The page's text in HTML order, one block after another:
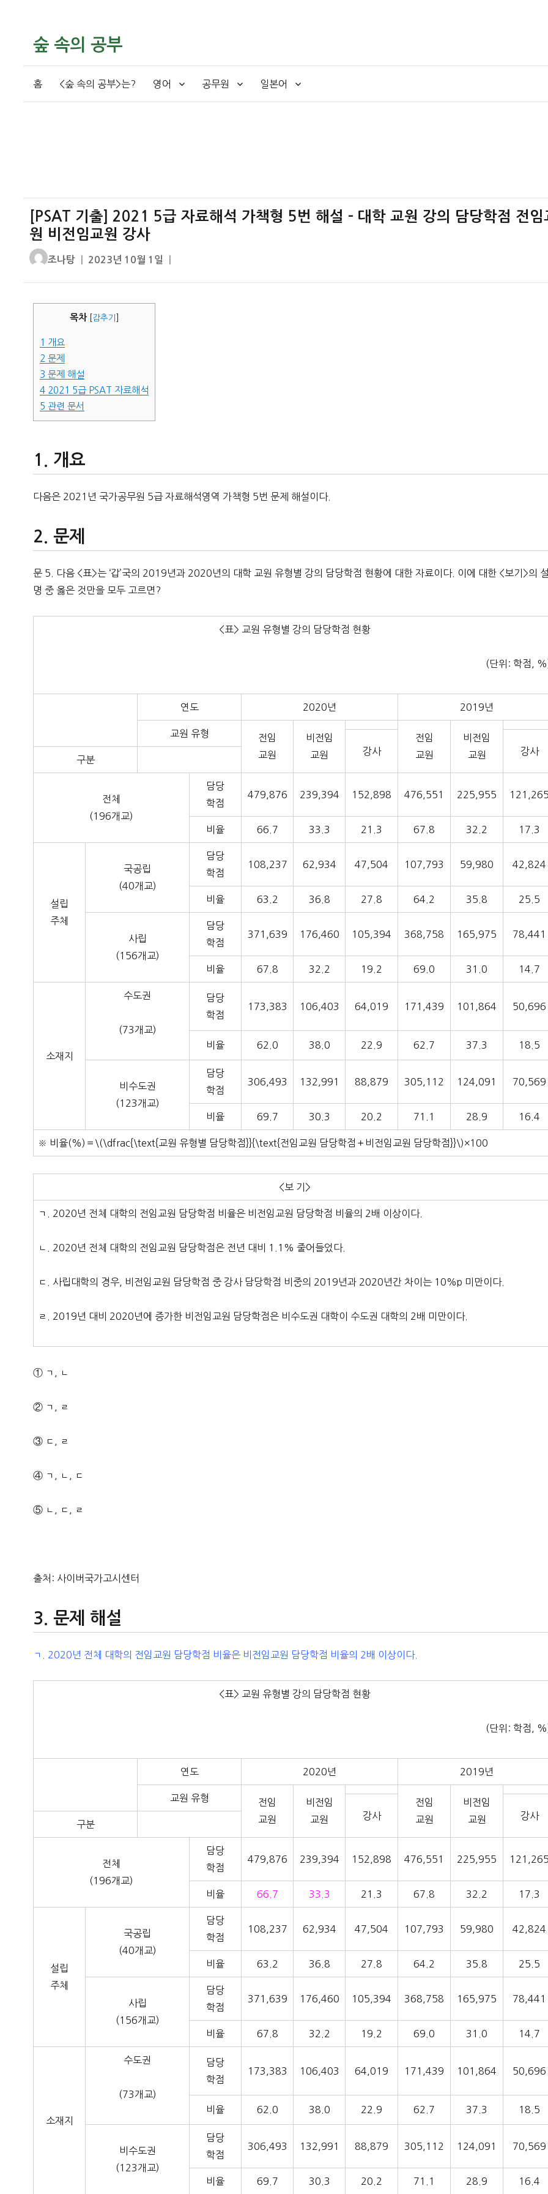
숲 속의 공부
홈 <숲 속의 공부>는? 영어 공무원 일본어
[PSAT 기출] 2021 5급 자료해석 가책형 5번 해설 – 대학 교원 강의 담당학점 전임
원 비전임교원 강사
글
조나탕
작
자
2023년 10월 1일
목차 감추기
1 개요
2 문제
3 문제 해설
4 2021 5급 PSAT 자료해석
5 관련 문서
개요
다음은 2021년 국가공무원 5급 자료해석영역 가책형 5번 문제 해설이다.
문제
문 5. 다음 <표>는 ‘갑’국의 2019년과 2020년의 대학 교원 유형별 강의 담당학점 현황에 대한 자료이다. 이에 대한 <보기>의
명 중 옳은 것만을 모두 고르면?
<표> 교원 유형별 강의 담당학점 현황
(단위: 학점,
연도 2020년 2019년
교원 유형
전임
교원
비전임
교원
전임
교원
비전임
교원
강사
강사
구분
전체
(196개교)
담당
학점
479,876 239,394 152,898 476,551 225,955
비율 66.7 33.3 21.3 67.8 32.2 17.3
설립
주체
국공립
(40개교)
담당
학점
108,237 62,934 47,504 107,793 59,980 42,824
비율 63.2 36.8 27.8 64.2 35.8 25.5
사립
(156개교)
담당
학점
371,639 176,460 105,394 368,758 165,975 78,441
비율 67.8 32.2 19.2 69.0 31.0 14.7
소재지
수도권
(73개교)
담당
학점
173,383 106,403 64,019 171,439 101,864 50,696
비율 62.0 38.0 22.9 62.7 37.3 18.5
비수도권
(123개교)
담당
학점
306,493 132,991 88,879 305,112 124,091 70,569
비율 69.7 30.3 20.2 71.1 28.9 16.4
※ 비율(%)＝\(\dfrac{\text{교원 유형별 담당학점}}{\text{전임교원 담당학점＋비전임교원 담당학점}}\)×100
<보 기>
ㄱ. 2020년 전체 대학의 전임교원 담당학점 비율은 비전임교원 담당학점 비율의 2배 이상이다.
ㄴ. 2020년 전체 대학의 전임교원 담당학점은 전년 대비 1.1% 줄어들었다.
ㄷ. 사립대학의 경우, 비전임교원 담당학점 중 강사 담당학점 비중의 2019년과 2020년간 차이는 10%p 미만이다.
ㄹ. 2019년 대비 2020년에 증가한 비전임교원 담당학점은 비수도권 대학이 수도권 대학의 2배 미만이다.
① ㄱ, ㄴ
② ㄱ, ㄹ
③ ㄷ, ㄹ
④ ㄱ, ㄴ, ㄷ
⑤ ㄴ, ㄷ, ㄹ
출처: 사이버국가고시센터
문제 해설
ㄱ. 2020년 전체 대학의 전임교원 담당학점 비율은 비전임교원 담당학점 비율의 2배 이상이다.
<표> 교원 유형별 강의 담당학점 현황
(단위: 학점,
연도 2020년 2019년
교원 유형
전임
교원
비전임
교원
전임
교원
비전임
교원
강사
강사
구분
전체
(196개교)
담당
학점
479,876 239,394 152,898 476,551 225,955
비율 66.7 33.3 21.3 67.8 32.2 17.3
설립
주체
국공립
(40개교)
담당
학점
108,237 62,934 47,504 107,793 59,980 42,824
비율 63.2 36.8 27.8 64.2 35.8 25.5
사립
(156개교)
담당
학점
371,639 176,460 105,394 368,758 165,975 78,441
비율 67.8 32.2 19.2 69.0 31.0 14.7
소재지
수도권
(73개교)
담당
학점
173,383 106,403 64,019 171,439 101,864 50,696
비율 62.0 38.0 22.9 62.7 37.3 18.5
비수도권
(123개교)
담당
학점
306,493 132,991 88,879 305,112 124,091 70,569
비율 69.7 30.3 20.2 71.1 28.9 16.4